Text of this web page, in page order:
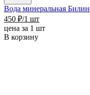
Вода минеральная
450 ₽/1 шт
цена за 1 шт
В корзину